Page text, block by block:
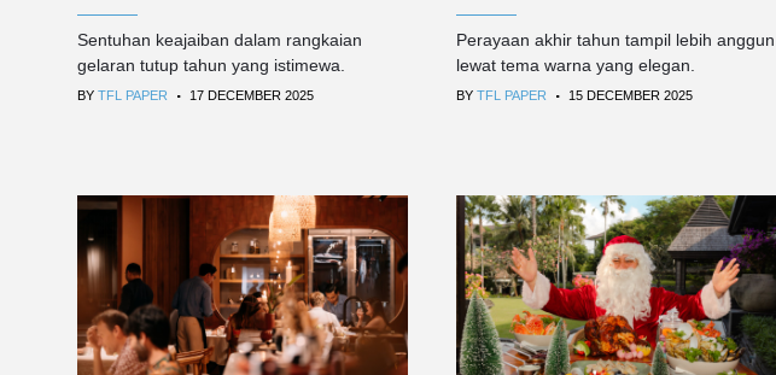
Sentuhan keajaiban dalam rangkaian
gelaran tutup tahun yang istimewa.
BY TFL PAPER . 17 DECEMBER 2025
Perayaan akhir tahun tampil lebih anggun
lewat tema warna yang elegan.
BY TFL PAPER . 15 DECEMBER 2025